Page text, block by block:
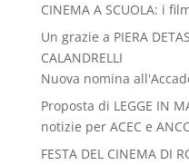
CINEMA A SCUOLA: i
Un grazie a PIERA
CALANDRELLI
Nuova nomina
Proposta di LEGGE IN
notizie per ACEC e
FESTA DEL CINEMA DI